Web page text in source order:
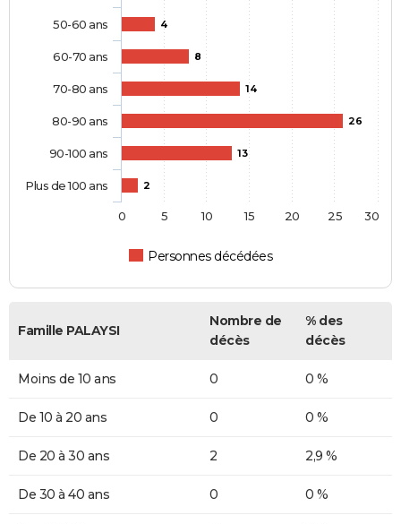
4
8
14
26
13
2
Personnes décédées
50-60 ans
60-70 ans
70-80 ans
80-90 ans
90-100 ans
Plus de 100 ans
0 5 10 15 20 25 30
Famille PALAYSI
Nombre de
décès
% des
décès
Moins de 10 ans 0 0 %
De 10 à 20 ans 0 0 %
De 20 à 30 ans 2 2,9 %
De 30 à 40 ans 0 0 %